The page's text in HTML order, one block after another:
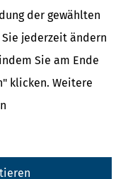
der gewählten
Sie jederzeit ändern
Sie am Ende
klicken. Weitere